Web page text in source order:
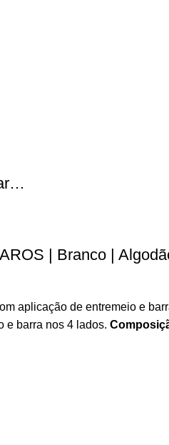
| Branco |
aplicação de entremeio e
e barra nos 4 lados.